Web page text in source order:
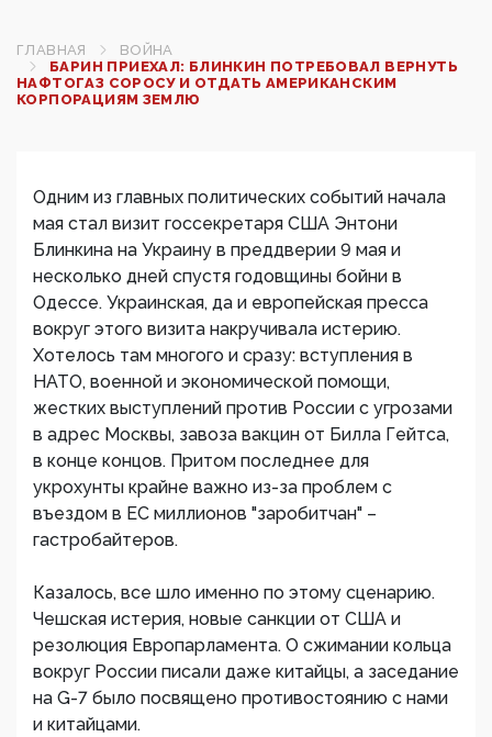
ГЛАВНАЯ
ВОЙНА
БАРИН ПРИЕХАЛ: БЛИНКИН ПОТРЕБОВАЛ ВЕРНУТЬ
НАФТОГАЗ СОРОСУ И ОТДАТЬ АМЕРИКАНСКИМ
КОРПОРАЦИЯМ ЗЕМЛЮ
Одним из главных политических событий начала
мая стал визит госсекретаря США Энтони
Блинкина на Украину в преддверии 9 мая и
несколько дней спустя годовщины бойни в
Одессе. Украинская, да и европейская пресса
вокруг этого визита накручивала истерию.
Хотелось там многого и сразу: вступления в
НАТО, военной и экономической помощи,
жестких выступлений против России с угрозами
в адрес Москвы, завоза вакцин от Билла Гейтса,
в конце концов. Притом последнее для
укрохунты крайне важно из-за проблем с
въездом в ЕС миллионов "заробитчан" –
гастробайтеров.
Казалось, все шло именно по этому сценарию.
Чешская истерия, новые санкции от США и
резолюция Европарламента. О сжимании кольца
вокруг России писали даже китайцы, а заседание
на G-7 было посвящено противостоянию с нами
и китайцами.